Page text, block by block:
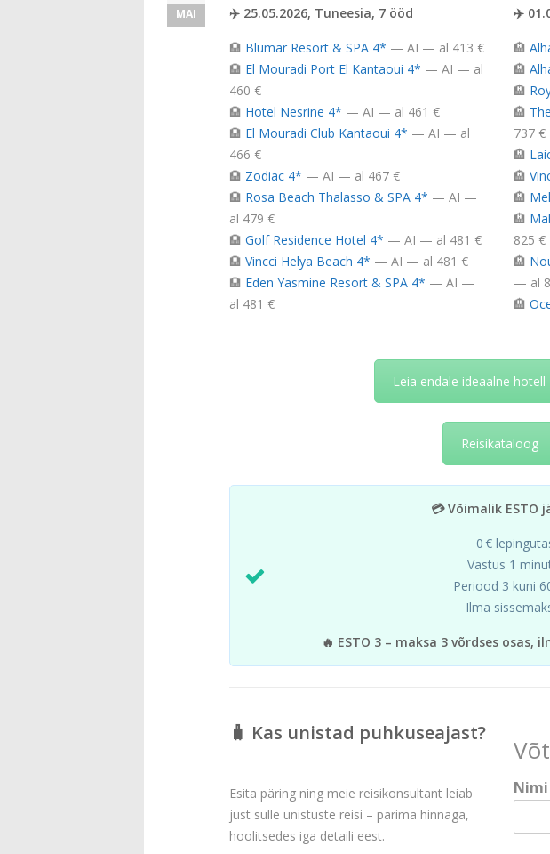
MAI ✈️ 25.05.2026, Tuneesia, 7 ööd
🏨 Blumar Resort & SPA 4* — AI — al 413 €
🏨 El Mouradi Port El Kantaoui 4* — AI — al
460 €
🏨 Hotel Nesrine 4* — AI — al 461 €
🏨 El Mouradi Club Kantaoui 4* — AI — al
466 €
🏨 Zodiac 4* — AI — al 467 €
🏨 Rosa Beach Thalasso & SPA 4* — AI —
al 479 €
🏨 Golf Residence Hotel 4* — AI — al 481 €
🏨 Vincci Helya Beach 4* — AI — al 481 €
🏨 Eden Yasmine Resort & SPA 4* — AI —
al 481 €
✈️
🏨
🏨
🏨
🏨
737 €
🏨
🏨
🏨
🏨
825 €
🏨
— al
🏨
Leia endale ideaalne hotell
Reisikataloog
💳 Võimalik ESTO
0 €
Vastus 1
Periood 3 kuni
Ilma
🔥 ESTO 3 – maksa 3 võrdses
🧳 Kas unistad puhkuseajast?
Esita päring ning meie reisikonsultant leiab
just sulle unistuste reisi – parima hinnaga,
hoolitsedes iga detaili eest.
Nimi